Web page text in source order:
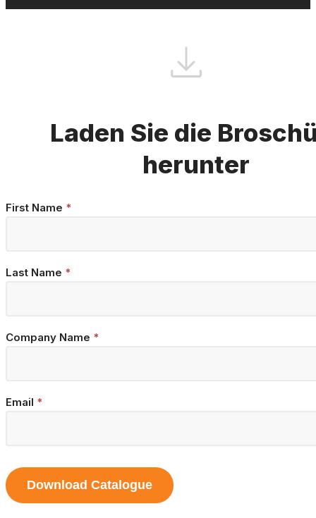
Laden Sie die
herunter
Brochure
First Name *
Last Name *
Company Name *
Email *
Download Catalogue